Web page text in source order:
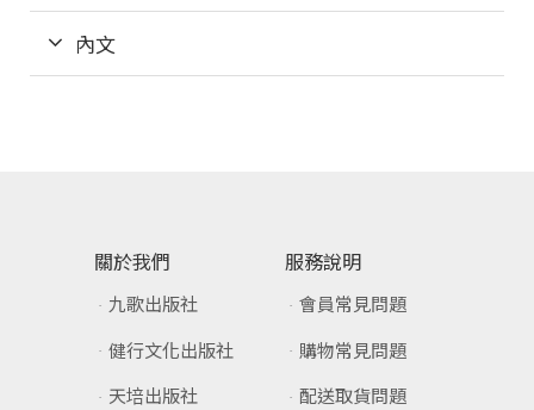
內文
關於我們
九歌出版社
健行文化出版社
天培出版社
服務說明
會員常見問題
購物常見問題
配送取貨問題